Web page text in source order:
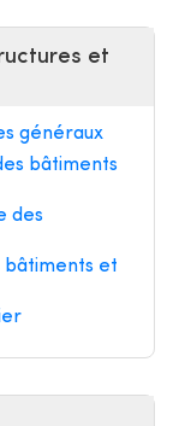
et
généraux
bâtiments
des
bâtiments et